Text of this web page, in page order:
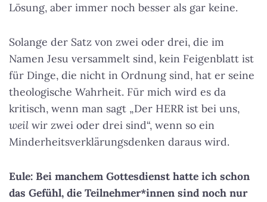
Lösung, aber immer noch besser als gar keine.
Solange der Satz von zwei oder drei, die im
Namen Jesu versammelt sind, kein Feigenblatt ist
für Dinge, die nicht in Ordnung sind, hat er seine
theologische Wahrheit. Für mich wird es da
kritisch, wenn man sagt „Der HERR ist bei uns,
weil wir zwei oder drei sind“, wenn so ein
Minderheitsverklärungsdenken daraus wird.
Eule: Bei manchem Gottesdienst hatte ich schon
das Gefühl, die Teilnehmer*innen sind noch nur